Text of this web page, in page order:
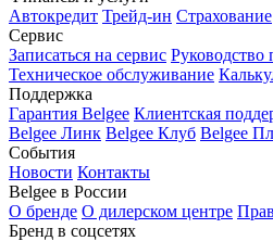
Автокредит Трейд-ин Страхование
Сервис
Записаться на сервис Руководство
Техническое обслуживание
Поддержка
Гарантия Belgee Клиентская
Belgee Линк Belgee Клуб Belgee
События
Новости Контакты
Belgee в России
О бренде О дилерском центре
Бренд в соцсетях